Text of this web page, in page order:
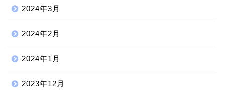
2024年3月
2024年2月
2024年1月
2023年12月